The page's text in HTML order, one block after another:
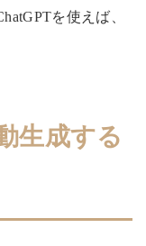
を使えば、
生成する